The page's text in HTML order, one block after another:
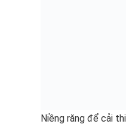
Niềng răng để cải